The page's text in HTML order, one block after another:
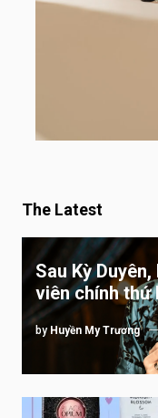
The Latest
Sau Kỳ
viên chính thứ
by Huyền My Trương